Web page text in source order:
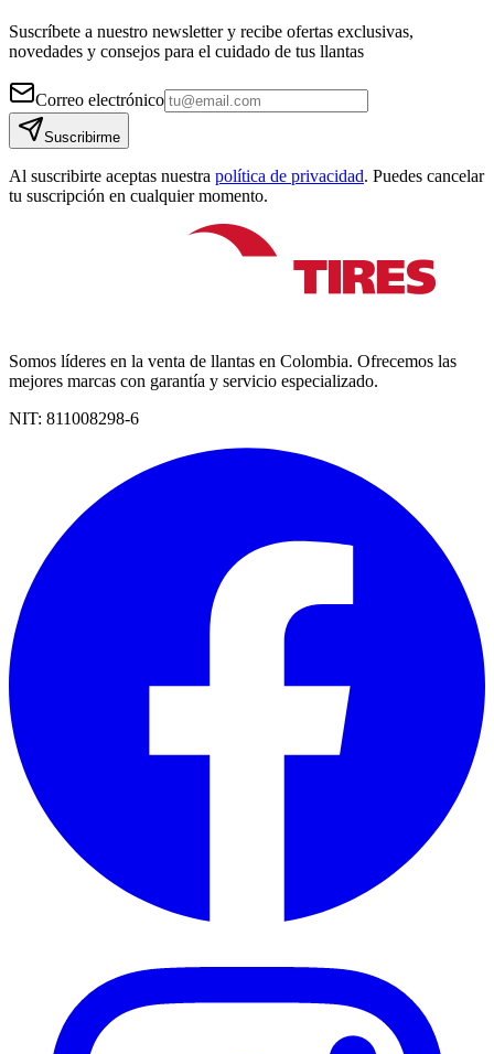
Suscríbete a nuestro newsletter y recibe ofertas exclusivas,
novedades y consejos para el cuidado de tus llantas
Correo electrónico
Suscribirme
Al suscribirte aceptas nuestra política de privacidad. Puedes cancelar
tu suscripción en cualquier momento.
Somos líderes en la venta de llantas en Colombia. Ofrecemos las
mejores marcas con garantía y servicio especializado.
NIT: 811008298-6